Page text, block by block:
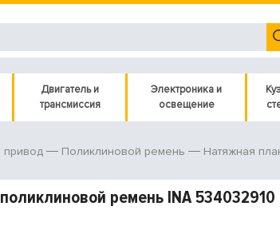
Двигатель и
трансмиссия
Электроника и
освещение
привод Поликлиновой ремень Натяжная
ремень INA 534032910